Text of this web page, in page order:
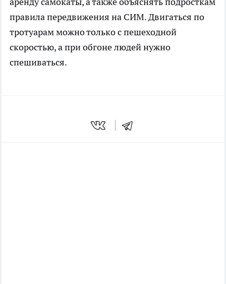
правила передвижения на СИМ. Двигаться по
тротуарам можно только с пешеходной
скоростью, а при обгоне людей нужно
спешиваться.